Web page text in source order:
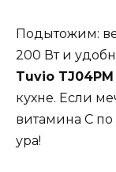
Подытожим:
200 Вт и
Tuvio TJ04PM
кухне. Если
витамина C
ура!